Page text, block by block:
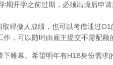
期开学之前过期，必须出境后申
得傲人成绩，也可以考虑通过O1
，可以随时由雇主提交不需配额
幕。希望明年有H1B身份需求